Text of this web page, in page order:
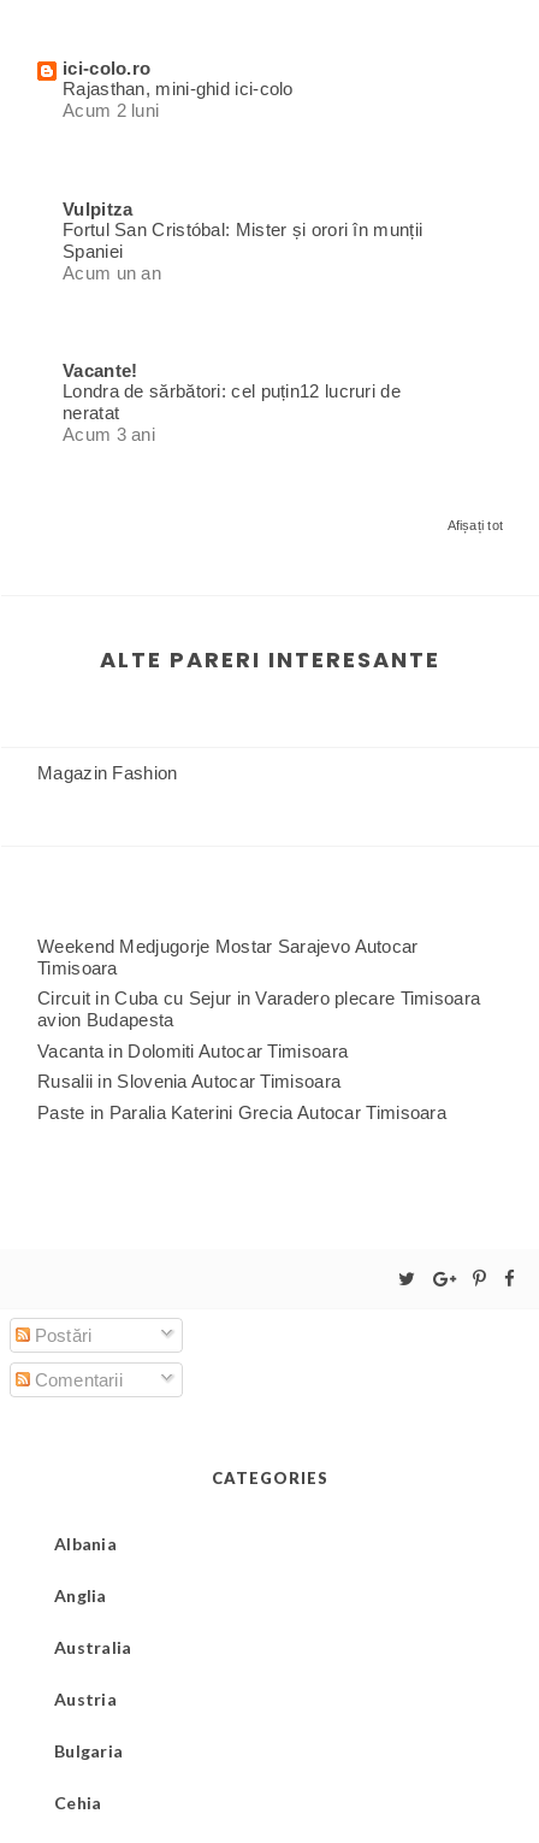
ici-colo.ro
Rajasthan, mini-ghid ici-colo
Acum 2 luni
Vulpitza
Fortul San Cristóbal: Mister și orori în munții
Spaniei
Acum un an
Vacante!
Londra de sărbători: cel puțin12 lucruri de
neratat
Acum 3 ani
Afișați tot
ALTE PARERI INTERESANTE
Magazin Fashion
Weekend Medjugorje Mostar Sarajevo Autocar
Timisoara
Circuit in Cuba cu Sejur in Varadero plecare Timisoara
avion Budapesta
Vacanta in Dolomiti Autocar Timisoara
Rusalii in Slovenia Autocar Timisoara
Paste in Paralia Katerini Grecia Autocar Timisoara
Postări
Comentarii
CATEGORIES
Albania
Anglia
Australia
Austria
Bulgaria
Cehia